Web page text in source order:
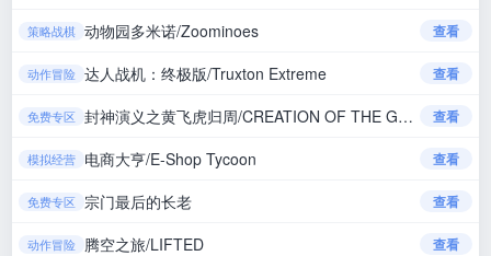
策略战棋 动物园多米诺/Zoominoes 查看
动作冒险 达人战机：终极版/Truxton Extreme 查看
免费专区 封神演义之黄飞虎归周/CREATION OF THE GODS: Rebellion at Five Passes 查看
模拟经营 电商大亨/E-Shop Tycoon 查看
免费专区 宗门最后的长老 查看
动作冒险 腾空之旅/LIFTED 查看